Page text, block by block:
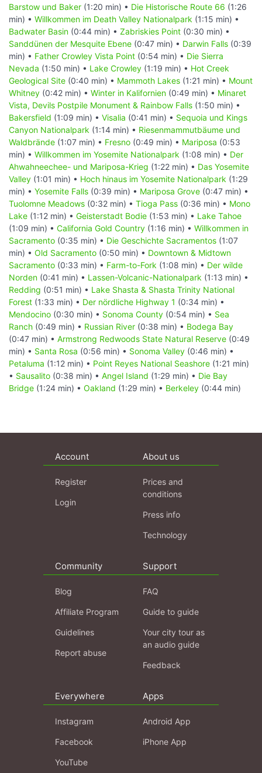
Barstow und Baker (1:20 min) • Die Historische Route 66 (1:26
min) • Willkommen im Death Valley Nationalpark (1:15 min) •
Badwater Basin (0:44 min) • Zabriskies Point (0:30 min) •
Sanddünen der Mesquite Ebene (0:47 min) • Darwin Falls (0:39
min) • Father Crowley Vista Point (0:54 min) • Die Sierra
Nevada (1:50 min) • Lake Crowley (1:19 min) • Hot Creek
Geological Site (0:40 min) • Mammoth Lakes (1:21 min) • Mount
Whitney (0:42 min) • Winter in Kalifornien (0:49 min) • Minaret
Vista, Devils Postpile Monument & Rainbow Falls (1:50 min) •
Bakersfield (1:09 min) • Visalia (0:41 min) • Sequoia und Kings
Canyon Nationalpark (1:14 min) • Riesenmammutbäume und
Waldbrände (1:07 min) • Fresno (0:49 min) • Mariposa (0:53
min) • Willkommen im Yosemite Nationalpark (1:08 min) • Der
Ahwahneechee- und Mariposa-Krieg (1:22 min) • Das Yosemite
Valley (1:01 min) • Hoch hinaus im Yosemite Nationalpark (1:29
min) • Yosemite Falls (0:39 min) • Mariposa Grove (0:47 min) •
Tuolomne Meadows (0:32 min) • Tioga Pass (0:36 min) • Mono
Lake (1:12 min) • Geisterstadt Bodie (1:53 min) • Lake Tahoe
(1:09 min) • California Gold Country (1:16 min) • Willkommen in
Sacramento (0:35 min) • Die Geschichte Sacramentos (1:07
min) • Old Sacramento (0:50 min) • Downtown & Midtown
Sacramento (0:33 min) • Farm-to-Fork (1:08 min) • Der wilde
Norden (0:41 min) • Lassen-Volcanic-Nationalpark (1:13 min) •
Redding (0:51 min) • Lake Shasta & Shasta Trinity National
Forest (1:33 min) • Der nördliche Highway 1 (0:34 min) •
Mendocino (0:30 min) • Sonoma County (0:54 min) • Sea
Ranch (0:49 min) • Russian River (0:38 min) • Bodega Bay
(0:47 min) • Armstrong Redwoods State Natural Reserve (0:49
min) • Santa Rosa (0:56 min) • Sonoma Valley (0:46 min) •
Petaluma (1:12 min) • Point Reyes National Seashore (1:21 min)
• Sausalito (0:38 min) • Angel Island (1:29 min) • Die Bay
Bridge (1:24 min) • Oakland (1:29 min) • Berkeley (0:44 min)
Account
Register
Login
About us
Prices and
conditions
Press info
Technology
Community
Blog
Affiliate Program
Guidelines
Report abuse
Support
FAQ
Guide to guide
Your city tour as
an audio guide
Feedback
Everywhere
Instagram
Facebook
YouTube
Apps
Android App
iPhone App